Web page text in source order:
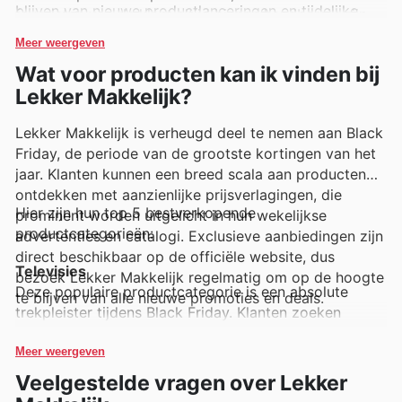
favorieten van de klant altijd binnen handbereik zijn.
blijven van nieuwe productlanceringen en tijdelijke
Meer weergeven
Wat voor producten kan ik vinden bij
Lekker Makkelijk?
Lekker Makkelijk is verheugd deel te nemen aan Black
Friday, de periode van de grootste kortingen van het
jaar. Klanten kunnen een breed scala aan producten
ontdekken met aanzienlijke prijsverlagingen, die
prominent worden uitgelicht in hun wekelijkse
advertenties en catalogi. Exclusieve aanbiedingen zijn
direct beschikbaar op de officiële website, dus
bezoek Lekker Makkelijk regelmatig om op de hoogte
te blijven van alle nieuwe promoties en deals.
Hier zijn hun top 5 bestverkopende
productcategorieën:
Televisies
Deze populaire productcategorie is een absolute
trekpleister tijdens Black Friday. Klanten zoeken
modellen, en Lekker Makkelijk biedt ze aan met
aantrekkelijke kortingen in hun Black Friday sales.
Ontdek de beste deals in de wekelijkse advertenties.
Meer weergeven
Veelgestelde vragen over Lekker